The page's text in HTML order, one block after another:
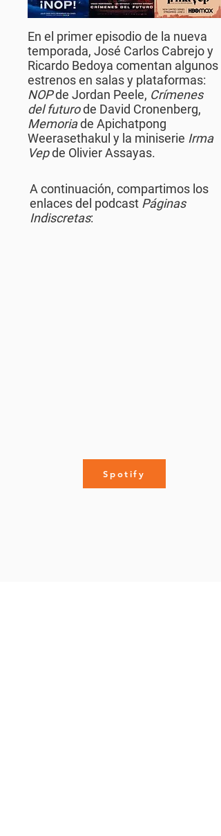
En el primer episodio de la nueva
temporada, José Carlos Cabrejo y
Ricardo Bedoya comentan algunos
estrenos en salas y plataformas:
NOPde Jordan Peele, Crímenes
del futurode David Cronenberg,
Memoriade Apichatpong
Weerasethakul y la miniserie Irma
Vepde Olivier Assayas.
A continuación, compartimos los
enlaces del podcast Páginas
Indiscretas:
Spotify